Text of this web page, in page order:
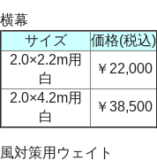
横幕
サイズ
価格(税込)
2.0×2.2m用
白
￥22,000
2.0×4.2m用
白
￥38,500
風対策用ウェイト